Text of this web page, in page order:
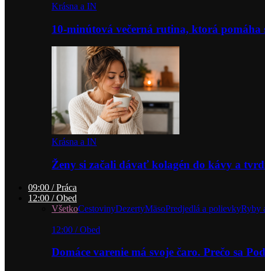
Krásna a IN
10-minútová večerná rutina, ktorá
Krásna a IN
Ženy si začali dávať kolagén do kávy a
09:00 / Práca
12:00 / Obed
VšetkoCestovinyDezertyMäsoPredjedlá a polievkyRyby
12:00 / Obed
Domáce varenie má svoje čaro. Prečo sa